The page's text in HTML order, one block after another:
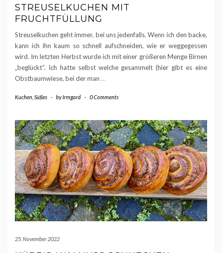
STREUSELKUCHEN MIT
FRUCHTFÜLLUNG
Streuselkuchen geht immer, bei uns jedenfalls. Wenn ich den backe,
kann ich ihn kaum so schnell aufschneiden, wie er weggegessen
wird. Im letzten Herbst wurde ich mit einer größeren Menge Birnen
„beglückt“. Ich hatte selbst welche gesammelt (hier gibt es eine
Obstbaumwiese, bei der man …
Kuchen Süßes - byIrmgard - 0 Comments
25. November 2022